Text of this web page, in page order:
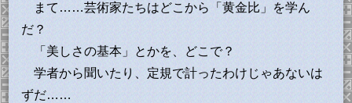
まて……芸術家たちはどこから「黄金比」を学ん
だ？
「美しさの基本」とかを、どこで？
学者から聞いたり、定規で計ったわけじゃあないは
ずだ……